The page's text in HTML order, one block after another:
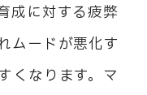
成に対する疲弊
ムードが悪化す
くなります。マ